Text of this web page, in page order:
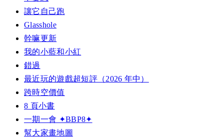
讓它自己跑
Glasshole
幹嘛更新
我的小藍和小紅
錯過
最近玩的遊戲超短評（2026 年中）
跨時空價值
8 頁小書
一期一會 ✦BBP8✦
幫大家畫地圖